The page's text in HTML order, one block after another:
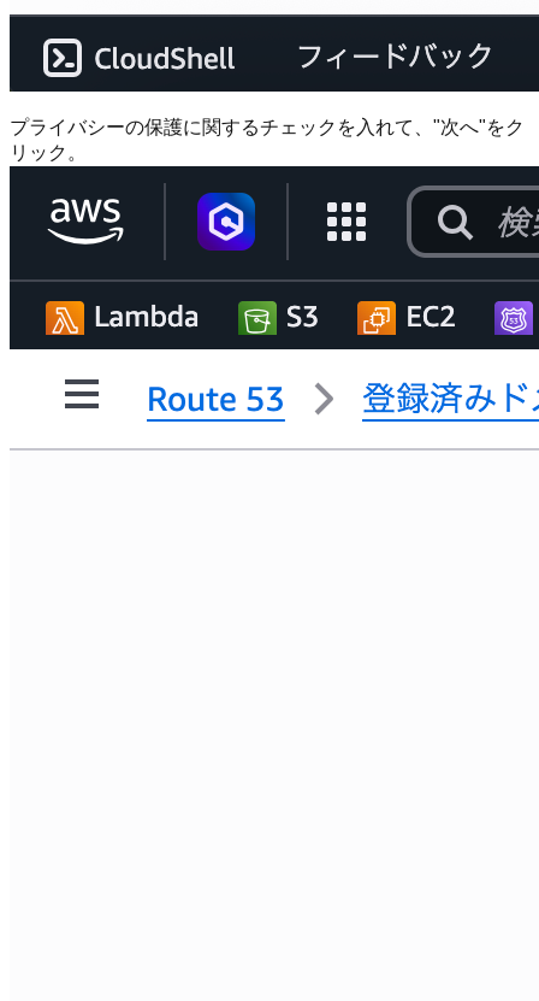
プライバシーの保護に関するチェックを入れて、"次へ"をク
リック。